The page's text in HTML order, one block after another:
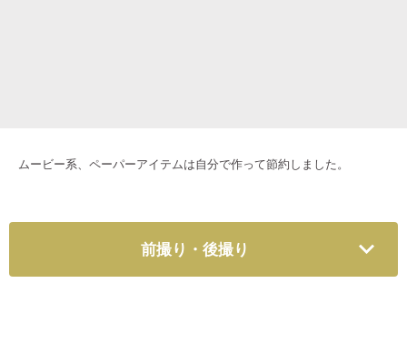
ムービー系、ペーパーアイテムは自分で作って節約しました。
前撮り・後撮り